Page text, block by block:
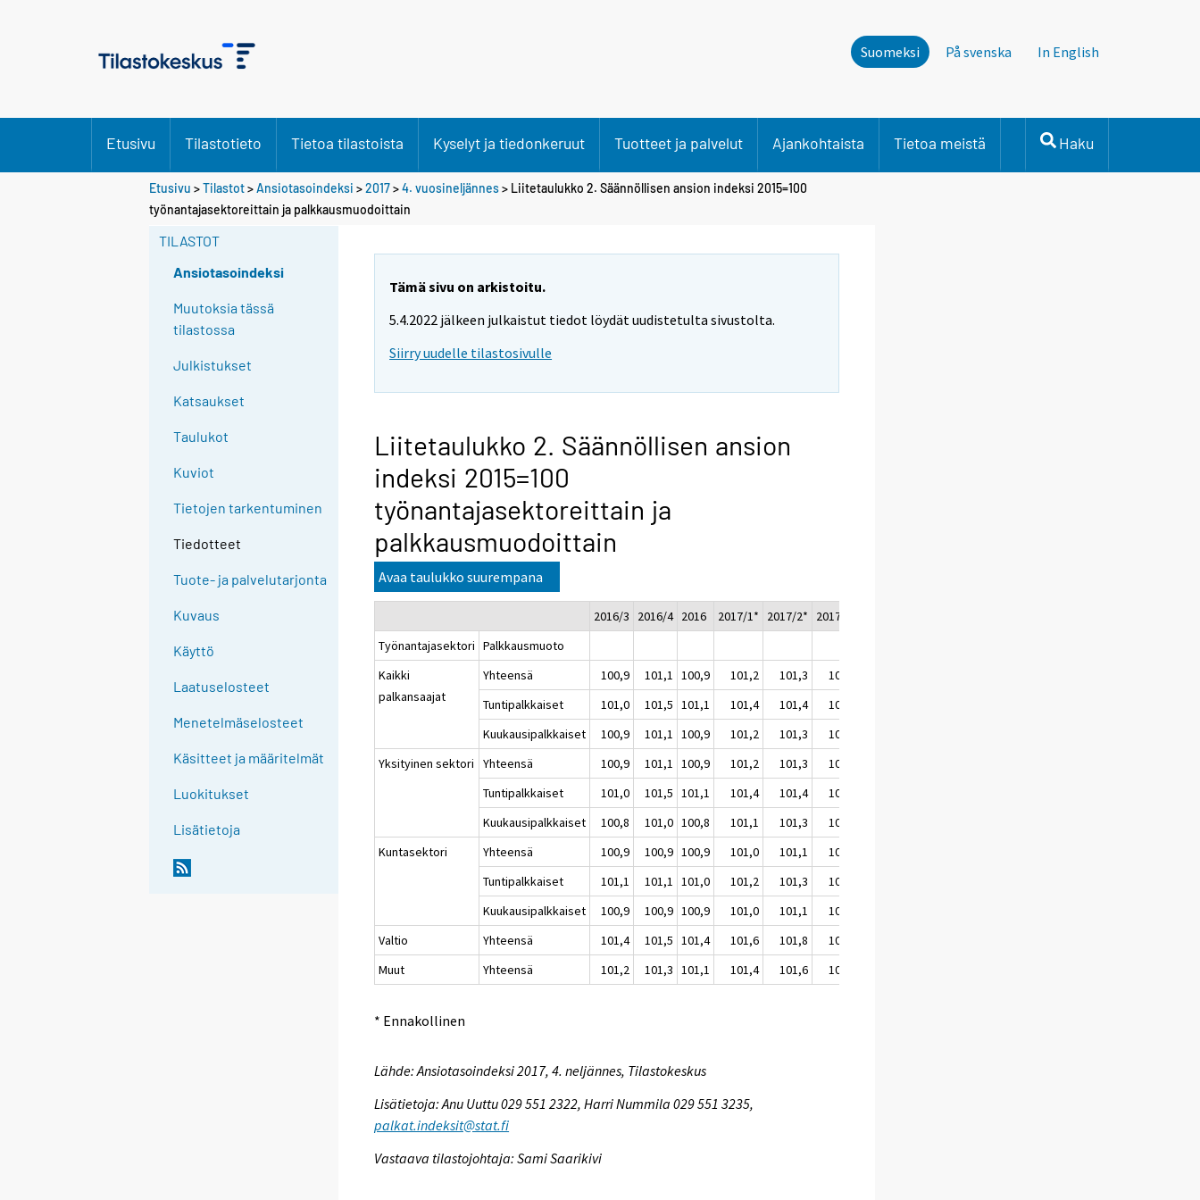
Suomeksi På svenska In English
Etusivu Tilastotieto Tietoa tilastoista Kyselyt ja tiedonkeruut Tuotteet ja palvelut Ajankohtaista Tietoa meistä Haku
Etusivu >Tilastot>Ansiotasoindeksi >2017>4. vuosineljännes> Liitetaulukko 2. Säännöllisen ansion indeksi 2015=100
työnantajasektoreittain ja palkkausmuodoittain
TILASTOT
Ansiotasoindeksi
Muutoksia tässä
tilastossa
Julkistukset
Katsaukset
Taulukot
Kuviot
Tietojen tarkentuminen
Tiedotteet
Tuote- ja palvelutarjonta
Kuvaus
Käyttö
Laatuselosteet
Menetelmäselosteet
Käsitteet ja määritelmät
Luokitukset
Lisätietoja
Tämä sivu on arkistoitu.
5.4.2022 jälkeen julkaistut tiedot löydät uudistetulta sivustolta.
Siirry uudelle tilastosivulle
Liitetaulukko 2. Säännöllisen ansion
indeksi 2015=100
työnantajasektoreittain ja
palkkausmuodoittain
Avaa taulukko suurempana
2016/3 2016/4 2016 2017/1* 2017/2* 2017/3*
Työnantajasektori Palkkausmuoto
Kaikki
palkansaajat
Yhteensä 100,9 101,1 100,9 101,2 101,3 101,5
Tuntipalkkaiset
101,0 101,5 101,1 101,4 101,4 101,5
Kuukausipalkkaiset
100,9 101,1 100,9 101,2 101,3 101,5
Yksityinen sektori
Yhteensä 100,9 101,1 100,9 101,2 101,3 101,5
Tuntipalkkaiset
101,0 101,5 101,1 101,4 101,4 101,5
Kuukausipalkkaiset
100,8 101,0 100,8 101,1 101,3 101,5
Kuntasektori
Yhteensä 100,9 100,9 100,9 101,0 101,1 101,2
Tuntipalkkaiset
101,1 101,1 101,0 101,2 101,3 101,4
Kuukausipalkkaiset
100,9 100,9 100,9 101,0 101,1 101,2
Valtio
Yhteensä 101,4 101,5 101,4 101,6 101,8 101,9
Muut
Yhteensä 101,2 101,3 101,1 101,4 101,6 101,7
* Ennakollinen
Lähde: Ansiotasoindeksi 2017, 4. neljännes, Tilastokeskus
Lisätietoja: Anu Uuttu 029 551 2322, Harri Nummila 029 551 3235,
palkat.indeksit@stat.fi
Vastaava tilastojohtaja: Sami Saarikivi